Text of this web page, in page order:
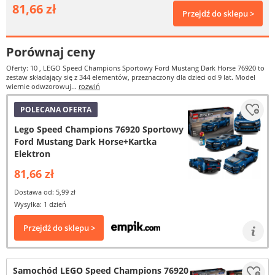
81,66 zł Przejdź do sklepu >
Porównaj ceny
Oferty: 10 , LEGO Speed Champions Sportowy Ford Mustang Dark Horse 76920 to
zestaw składający się z 344 elementów, przeznaczony dla dzieci od 9 lat. Model
wiernie odwzorowuj... rozwiń
POLECANA OFERTA
Lego Speed Champions 76920 Sportowy
Ford Mustang Dark Horse+Kartka
Elektron
81,66 zł
Dostawa od: 5,99 zł
Wysyłka: 1 dzień
Przejdź do sklepu >
Samochód LEGO Speed Champions 76920